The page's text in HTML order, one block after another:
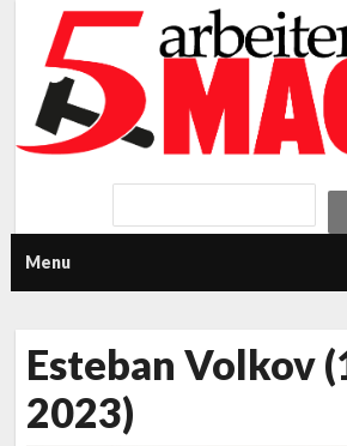
Menu
Esteban Volkov
2023)